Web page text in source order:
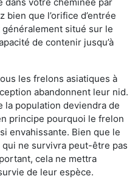
que l’orifice d’entrée
situé sur le
de contenir jusqu’à
les frelons asiatiques à
abandonnent leur nid.
la population deviendra de
principe pourquoi le frelon
envahissante. Bien que le
ne survivra peut-être pas
cela ne mettra
de leur espèce.